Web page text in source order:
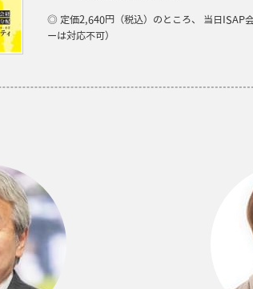
◎ 定価2,640円（税込）のところ、 当日ISAP
ーは対応不可）